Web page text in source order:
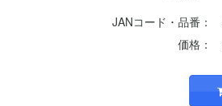
JANコード・品番：
価格：